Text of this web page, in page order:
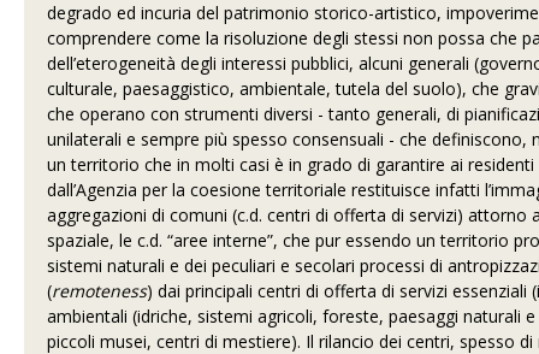
degrado ed incuria del patrimonio storico-artistico,
comprendere come la risoluzione degli stessi non possa che
dell’eterogeneità degli interessi pubblici, alcuni generali
culturale, paesaggistico, ambientale, tutela del suolo), che
che operano con strumenti diversi - tanto generali, di
unilaterali e sempre più spesso consensuali - che
un territorio che in molti casi è in grado di garantire ai
dall’Agenzia per la coesione territoriale restituisce infatti
aggregazioni di comuni (c.d. centri di offerta di servizi)
spaziale, le c.d. “aree interne”, che pur essendo un territorio
sistemi naturali e dei peculiari e secolari processi di
(remoteness) dai principali centri di offerta di servizi
ambientali (idriche, sistemi agricoli, foreste, paesaggi naturali
piccoli musei, centri di mestiere). Il rilancio dei centri, spesso